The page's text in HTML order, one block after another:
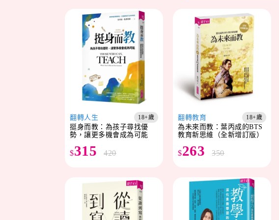
翻轉人生 18+歲
挺身而教：為孩子尋找優
勢，讓更多機會成為可能
$315 420
翻轉教育 18+歲
為未來而教：葉丙成的BTS
教育新思維（全新增訂版）
$263 350